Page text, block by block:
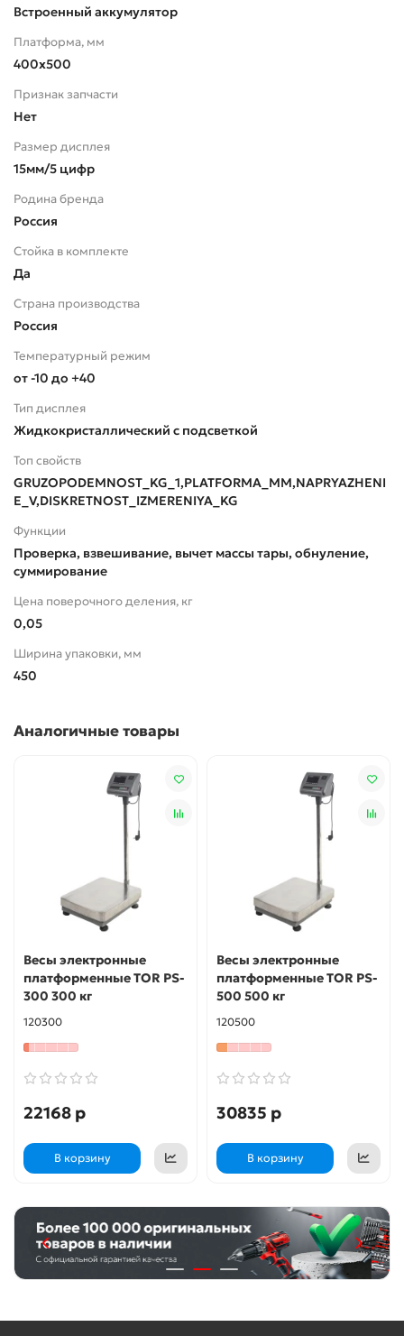
Встроенный аккумулятор
Платформа, мм
400х500
Признак запчасти
Нет
Размер дисплея
15мм/5 цифр
Родина бренда
Россия
Стойка в комплекте
Да
Страна производства
Россия
Температурный режим
от -10 до +40
Тип дисплея
Жидкокристаллический с подсветкой
Топ свойств
GRUZOPODEMNOST_KG_1,PLATFORMA_MM,NAPRYAZHENI
E_V,DISKRETNOST_IZMERENIYA_KG
Функции
Проверка, взвешивание, вычет массы тары, обнуление,
суммирование
Цена поверочного деления, кг
0,05
Ширина упаковки, мм
450
Аналогичные товары
Весы электронные
платформенные TOR PS-
300 300 кг
120300
22168 р
В корзину
Весы электронные
платформенные TOR PS-
500 500 кг
120500
30835 р
В корзину